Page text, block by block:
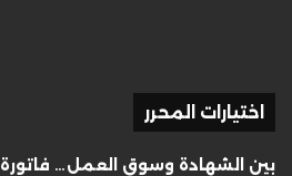
اختيارات المحرر
بين الشهادة وسوق العمل… فاتورة